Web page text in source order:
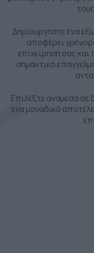
Δημιουργήστε ένα
αποφέρει
επιχείρησή σας
σημαντικό
Επιλέξτε ανάμεσα
ένα μοναδικό